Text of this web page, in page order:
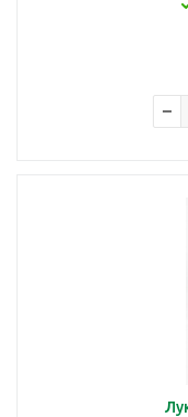
Лук